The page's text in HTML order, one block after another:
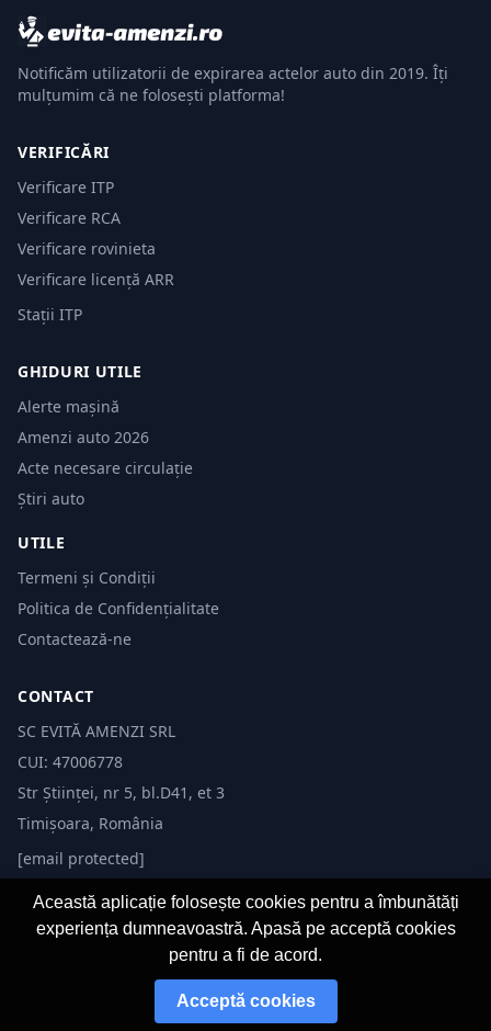
Notificăm utilizatorii de expirarea actelor auto din 2019. Îți
mulțumim că ne folosești platforma!
VERIFICĂRI
Verificare ITP
Verificare RCA
Verificare rovinieta
Verificare licență ARR
Stații ITP
GHIDURI UTILE
Alerte mașină
Amenzi auto 2026
Acte necesare circulație
Știri auto
UTILE
Termeni și Condiții
Politica de Confidențialitate
Contactează-ne
CONTACT
SC EVITĂ AMENZI SRL
CUI: 47006778
Str Științei, nr 5, bl.D41, et 3
Timișoara, România
[email protected]
© 2026 Evită Amenzi. Toate drepturile rezervate.
Această aplicație folosește cookies pentru a îmbunătăți
experiența dumneavoastră. Apasă pe acceptă cookies
pentru a fi de acord.
Acceptă cookies